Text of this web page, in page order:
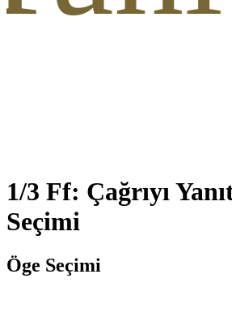
1/3 Ff: Çağrıyı
Seçimi
Öge Seçimi